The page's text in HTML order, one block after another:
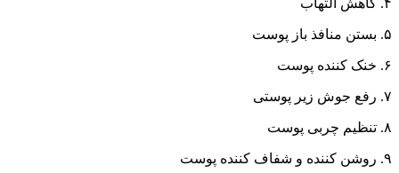
۴. کاهش التهاب
۵. بستن منافذ باز پوست
۶. خنک کننده پوست
۷. رفع جوش زیر پوستی
۸. تنظیم چربی پوست
۹. روشن کننده و شفاف کننده پوست